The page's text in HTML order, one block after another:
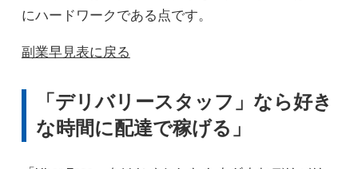
にハードワークである点です。
副業早見表に戻る
「デリバリースタッフ」なら好き
な時間に配達で稼げる」